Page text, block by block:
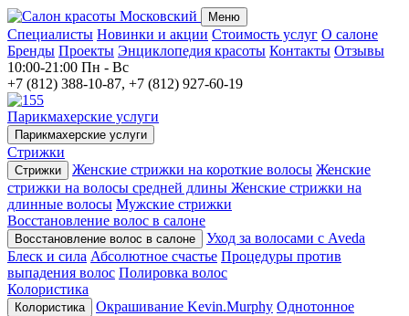
Меню
Специалисты Новинки и акции Стоимость услуг О салоне
Бренды Проекты Энциклопедия красоты Контакты Отзывы
10:00-21:00 Пн - Вс
+7 (812) 388-10-87, +7 (812) 927-60-19
Парикмахерские услуги
Парикмахерские услуги
Стрижки
Стрижки Женские стрижки на короткие волосы Женские
стрижки на волосы средней длины Женские стрижки на
длинные волосы Мужские стрижки
Восстановление волос в салоне
Восстановление волос в салоне
Уход за волосами с Aveda
Блеск и сила Абсолютное счастье Процедуры против
выпадения волос Полировка волос
Колористика
Колористика Окрашивание Kevin.Murphy Однотонное